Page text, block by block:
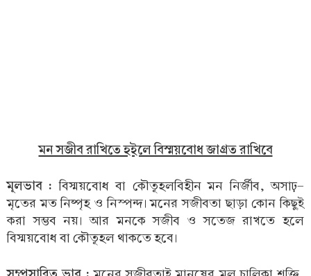
মন সজীব রাখিতে হইলে বিস্ময়বোধ জাগ্রত রাখিবে
মূলভাব : বিস্ময়বোধ বা কৌতূহলবিহীন মন নির্জীব, অসাঢ়-
মৃতের মত নিষ্পৃহ ও নিস্পন্দ। মনের সজীবতা ছাড়া কোন কিছুই
করা সম্ভব নয়। আর মনকে সজীব ও সতেজ রাখতে হলে
বিস্ময়বোধ বা কৌতূহল থাকতে হবে।